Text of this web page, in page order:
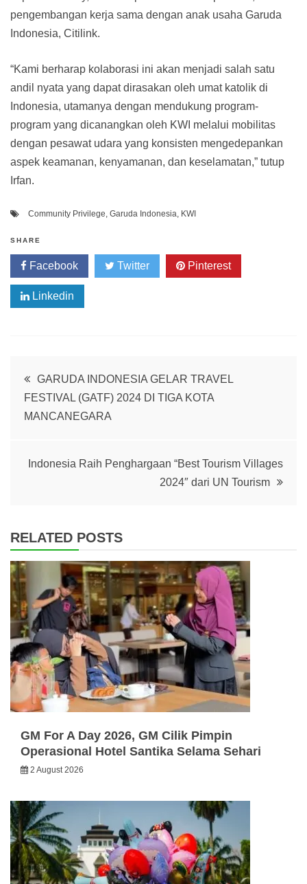
pengembangan kerja sama dengan anak usaha Garuda
Indonesia, Citilink.
“Kami berharap kolaborasi ini akan menjadi salah satu
andil nyata yang dapat dirasakan oleh umat katolik di
Indonesia, utamanya dengan mendukung program-
program yang dicanangkan oleh KWI melalui mobilitas
dengan pesawat udara yang konsisten mengedepankan
aspek keamanan, kenyamanan, dan keselamatan,” tutup
Irfan.
Community Privilege, Garuda Indonesia, KWI
SHARE
Facebook Twitter Pinterest
Linkedin
Post
navigation
GARUDA INDONESIA GELAR TRAVEL
FESTIVAL (GATF) 2024 DI TIGA KOTA
MANCANEGARA
Indonesia Raih Penghargaan “Best Tourism Villages
2024″ dari UN Tourism
RELATED POSTS
GM For A Day 2026, GM Cilik Pimpin
Operasional Hotel Santika Selama Sehari
2 August 2026